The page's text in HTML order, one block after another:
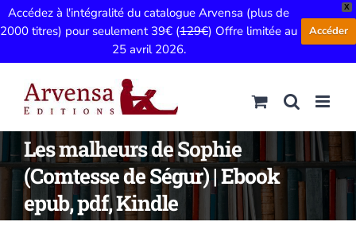
X
Accédez à l'intégralité du catalogue Arvensa (plus de
2000 titres) pour seulement 39€ (129€) Offre limitée au
25 avril 2026.
Accéder
contenu
Les malheurs de Sophie
(Comtesse de Ségur) | Ebook
epub, pdf, Kindle